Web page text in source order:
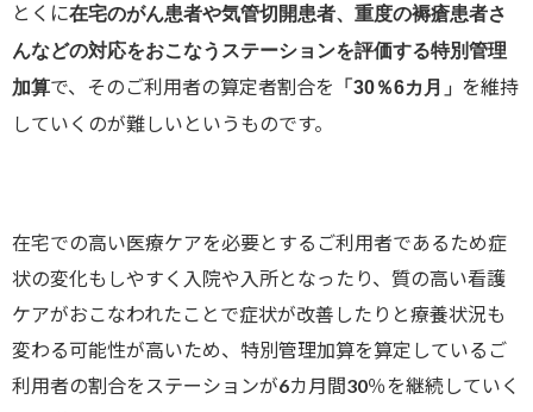
とくに在宅のがん患者や気管切開患者、重度の褥瘡患者さ
んなどの対応をおこなうステーションを評価する特別管理
加算で、そのご利用者の算定者割合を 「30％6カ月」 を維持
していくのが難しいというものです。
在宅での高い医療ケアを必要とするご利用者であるため症
状の変化もしやすく入院や入所となったり、質の高い看護
ケアがおこなわれたことで症状が改善したりと療養状況も
変わる可能性が高いため、特別管理加算を算定しているご
利用者の割合をステーションが6カ月間30％を継続していく